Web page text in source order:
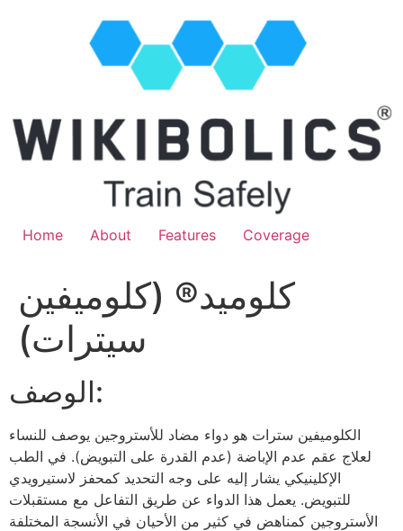
Home About Features Coverage
كلوميد® (كلوميفين
سيترات)
الوصف:
الكلوميفين سترات هو دواء مضاد للأستروجين يوصف للنساء
لعلاج عقم عدم الإباضة (عدم القدرة على التبويض). في الطب
الإكلينيكي يشار إليه على وجه التحديد كمحفز لاستيرويدي
للتبويض. يعمل هذا الدواء عن طريق التفاعل مع مستقبلات
الأستروجين كمناهض في كثير من الأحيان في الأنسجة المختلفة